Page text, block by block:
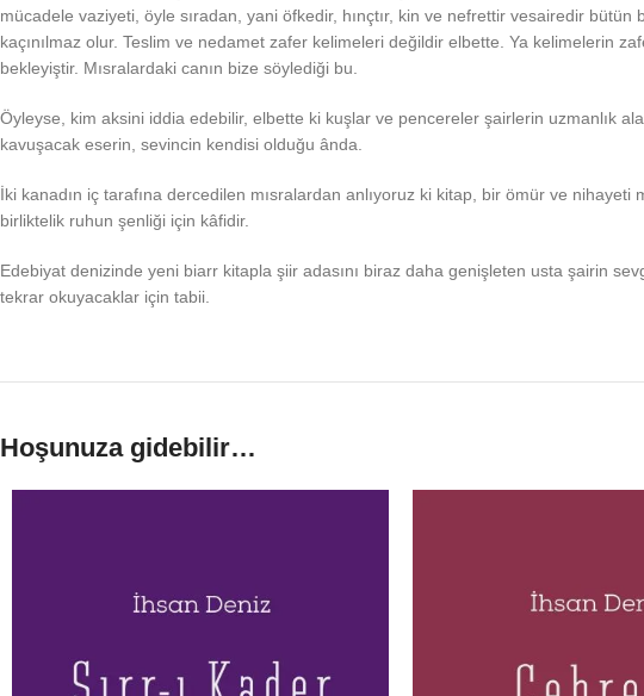
mücadele vaziyeti, öyle sıradan, yani öfkedir, hınçtır, kin ve nefrettir vesairedir
kaçınılmaz olur. Teslim ve nedamet zafer kelimeleri değildir elbette. Ya kelimelerin
bekleyiştir. Mısralardaki canın bize söylediği bu.
Öyleyse, kim aksini iddia edebilir, elbette ki kuşlar ve pencereler şairlerin uzmanlık
kavuşacak eserin, sevincin kendisi olduğu ânda.
İki kanadın iç tarafına dercedilen mısralardan anlıyoruz ki kitap, bir ömür ve
birliktelik ruhun şenliği için kâfidir.
Edebiyat denizinde yeni biarr kitapla şiir adasını biraz daha genişleten usta şairin
tekrar okuyacaklar için tabii.
Hoşunuza gidebilir…